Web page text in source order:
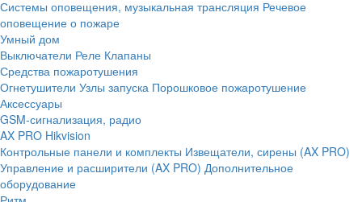
Системы оповещения, музыкальная трансляция Речевое
оповещение о пожаре
Умный дом
Выключатели Реле Клапаны
Средства пожаротушения
Огнетушители Узлы запуска Порошковое пожаротушение
Аксессуары
GSM-сигнализация, радио
AX PRO Hikvision
Контрольные панели и комплекты Извещатели, сирены (AX PRO)
Управление и расширители (AX PRO) Дополнительное
оборудование